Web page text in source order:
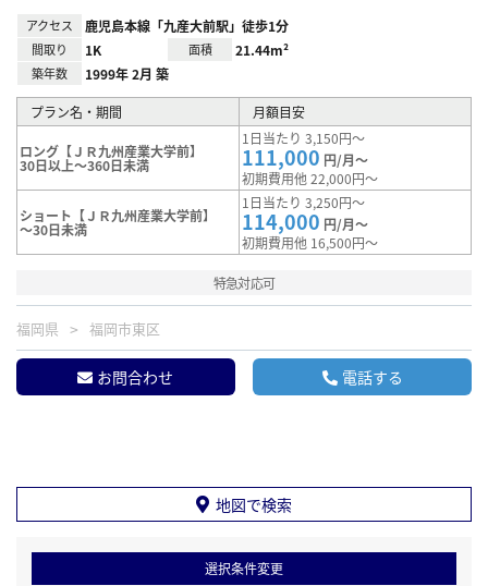
アクセス 鹿児島本線「九産大前駅」徒歩1分
間取り 1K 面積 21.44m²
築年数 1999年 2月 築
プラン名・期間 月額目安
ロング【ＪＲ九州産業大学前】
30日以上～360日未満
1日当たり 3,150円～
111,000 円/月～
初期費用他 22,000円～
ショート【ＪＲ九州産業大学前】
～30日未満
1日当たり 3,250円～
114,000 円/月～
初期費用他 16,500円～
特急対応可
福岡県 福岡市東区
お問合わせ 電話する
地図で検索
選択条件変更